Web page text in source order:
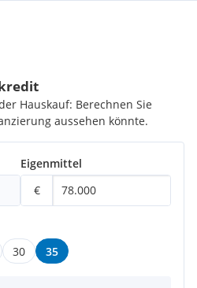
bei der Finanzierung sowie
Immobilie.
Hauskauf: Berechnen Sie
aussehen könnte.
Eigenmittel
€
30 35